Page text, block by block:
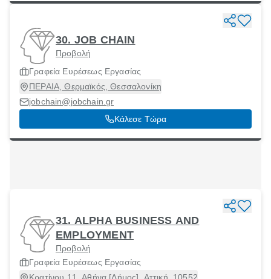
30. JOB CHAIN
Προβολή
Γραφεία Ευρέσεως Εργασίας
ΠΕΡΑΙΑ, Θερμαϊκός, Θεσσαλονίκη
jobchain@jobchain.gr
Κάλεσε Τώρα
31. ALPHA BUSINESS AND
EMPLOYMENT
Προβολή
Γραφεία Ευρέσεως Εργασίας